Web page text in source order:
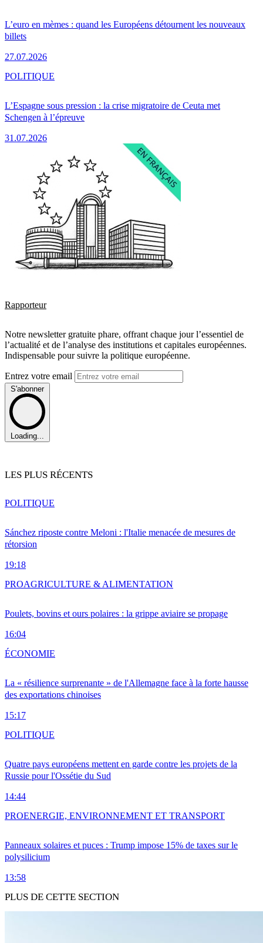
L’euro en mèmes : quand les Européens détournent les nouveaux
billets
27.07.2026
L’Espagne sous pression : la crise migratoire de Ceuta met
Schengen à l’épreuve
31.07.2026
POLITIQUE
Rapporteur
Notre newsletter gratuite phare, offrant chaque jour l’essentiel de
l’actualité et de l’analyse des institutions et capitales européennes.
Indispensable pour suivre la politique européenne.
Entrez votre email
S'abonner
Loading...
LES PLUS RÉCENTS
Sánchez riposte contre Meloni : l'Italie menacée de mesures de
rétorsion
19:18
POLITIQUE
Poulets, bovins et ours polaires : la grippe aviaire se propage
16:04
PROAGRICULTURE & ALIMENTATION
La « résilience surprenante » de l'Allemagne face à la forte hausse
des exportations chinoises
15:17
ÉCONOMIE
Quatre pays européens mettent en garde contre les projets de la
Russie pour l'Ossétie du Sud
14:44
POLITIQUE
Panneaux solaires et puces : Trump impose 15% de taxes sur le
polysilicium
13:58
PROENERGIE, ENVIRONNEMENT ET TRANSPORT
PLUS DE CETTE SECTION